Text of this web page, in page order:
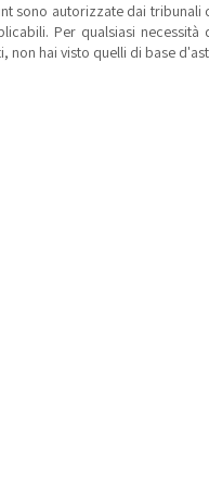
sono autorizzate dai
Per qualsiasi
non hai visto quelli di base